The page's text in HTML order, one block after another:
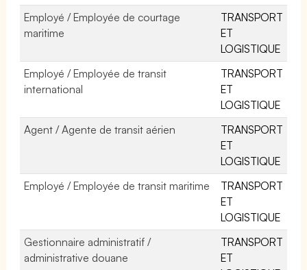
Employé / Employée de courtage
maritime
TRANSPORT
ET
LOGISTIQUE
Employé / Employée de transit
international
TRANSPORT
ET
LOGISTIQUE
Agent / Agente de transit aérien
TRANSPORT
ET
LOGISTIQUE
Employé / Employée de transit maritime
TRANSPORT
ET
LOGISTIQUE
Gestionnaire administratif /
administrative douane
TRANSPORT
ET